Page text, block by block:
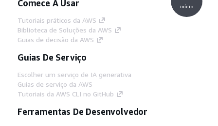
Comece A Usar
Tutoriais práticos da AWS
Biblioteca de Soluções da AWS
Guias de decisão da AWS
Guias De Serviço
Escolher um serviço de IA generativa
Guias de serviço da AWS
Tutoriais da AWS CLI no GitHub
Ferramentas De Desenvolvedor
início